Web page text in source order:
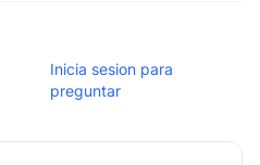
Inicia sesion para
preguntar